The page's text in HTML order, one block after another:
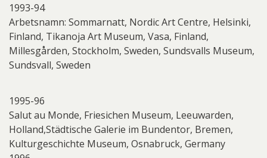
1993-94
Arbetsnamn: Sommarnatt, Nordic Art Centre, Helsinki,
Finland, Tikanoja Art Museum, Vasa, Finland,
Millesgården, Stockholm, Sweden, Sundsvalls Museum,
Sundsvall, Sweden
1995-96
Salut au Monde, Friesichen Museum, Leeuwarden,
Holland,Städtische Galerie im Bundentor, Bremen,
Kulturgeschichte Museum, Osnabruck, Germany